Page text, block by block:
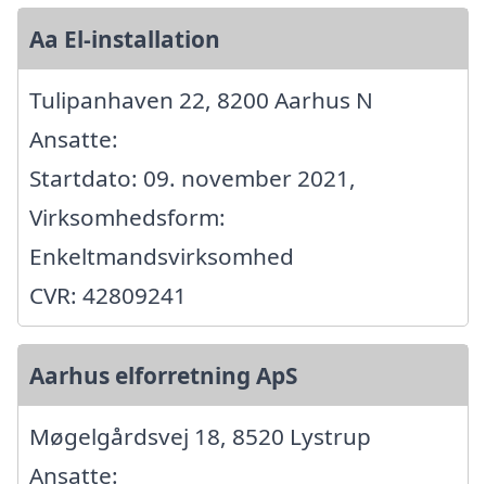
Aa El-installation
Tulipanhaven 22, 8200 Aarhus N
Ansatte:
Startdato: 09. november 2021,
Virksomhedsform:
Enkeltmandsvirksomhed
CVR: 42809241
Aarhus elforretning ApS
Møgelgårdsvej 18, 8520 Lystrup
Ansatte: